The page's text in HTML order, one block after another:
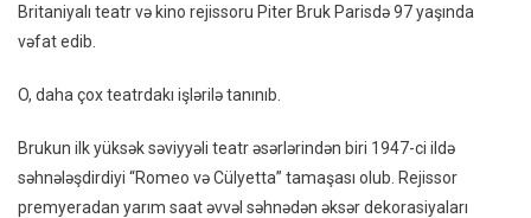
Britaniyalı teatr və kino rejissoru Piter Bruk Parisdə 97 yaşında
vəfat edib.
O, daha çox teatrdakı işlərilə tanınıb.
Brukun ilk yüksək səviyyəli teatr əsərlərindən biri 1947-ci ildə
səhnələşdirdiyi “Romeo və Cülyetta” tamaşası olub. Rejissor
premyeradan yarım saat əvvəl səhnədən əksər dekorasiyaları